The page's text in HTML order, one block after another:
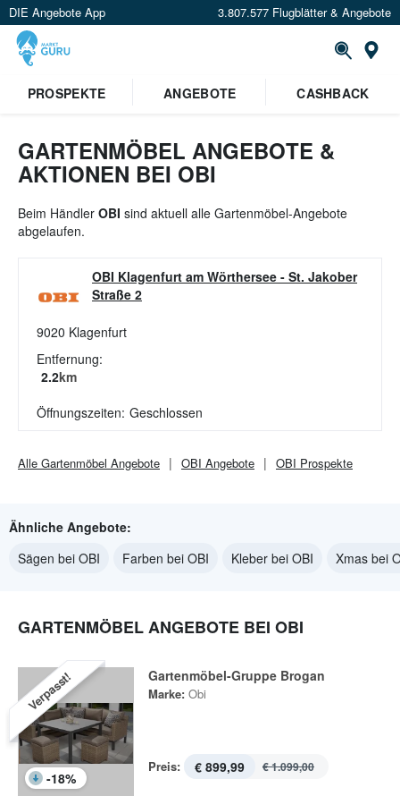
DIE Angebote App 3.807.577 Flugblätter & Angebote
Standort festlegen
PROSPEKTE ANGEBOTE CASHBACK
GARTENMÖBEL ANGEBOTE &
AKTIONEN BEI OBI
Beim Händler OBI sind aktuell alle Gartenmöbel-Angebote
abgelaufen.
OBI Klagenfurt am Wörthersee - St. Jakober
Straße 2
9020 Klagenfurt
Entfernung:
2.2km
Öffnungszeiten: Geschlossen
Alle Gartenmöbel Angebote OBI Angebote OBI Prospekte
Ähnliche Angebote:
Sägen bei OBI
Farben bei OBI Kleber bei OBI Xmas bei
GARTENMÖBEL ANGEBOTE BEI OBI
Verpasst!
-18%
Gartenmöbel-Gruppe Brogan
Marke: Obi
Preis: € 899,99 € 1.099,00